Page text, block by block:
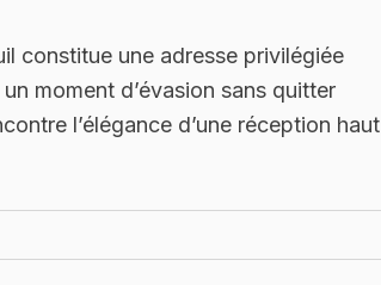
constitue une adresse privilégiée
moment d’évasion sans quitter
l’élégance d’une réception haut